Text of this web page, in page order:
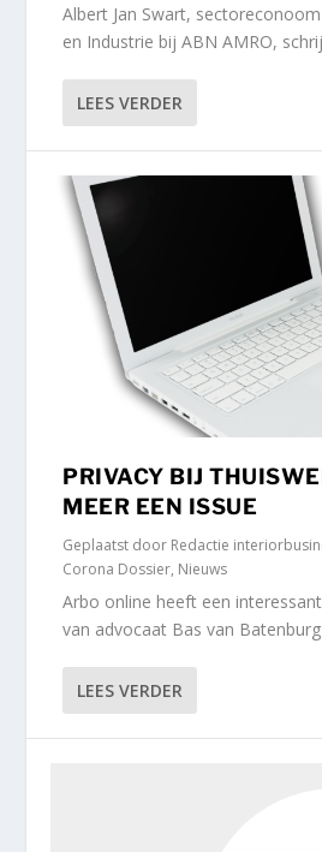
Albert Jan Swart,
en Industrie bij ABN AMRO,
LEES VERDER
PRIVACY BIJ
MEER EEN ISSUE
Geplaatst door Redactie
Corona Dossier, Nieuws
Arbo online heeft een
van advocaat Bas van Batenburg
LEES VERDER